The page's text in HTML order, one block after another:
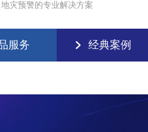
灾预警的专业解决方案
服务 经典案例